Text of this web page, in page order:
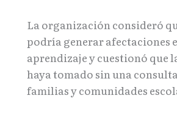
La organización consideró
podría generar afectaciones
aprendizaje y cuestionó que
haya tomado sin una
familias y comunidades